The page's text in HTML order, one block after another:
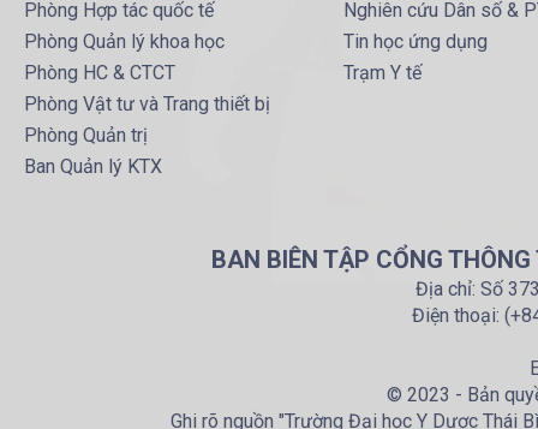
Phòng Hợp tác quốc tế
Phòng Quản lý khoa học
Phòng HC & CTCT
Phòng Vật tư và Trang thiết bị
Phòng Quản trị
Ban Quản lý KTX
Nghiên cứu Dân số &
Tin học ứng dụng
Trạm Y tế
BAN BIÊN TẬP CỔNG
Địa chỉ: Số
Điện thoại:
© 2023 - Bản
Ghi rõ nguồn "Trường Đại học Y Dược Thái